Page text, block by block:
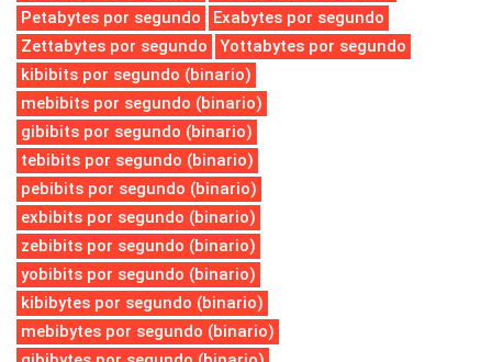
Petabytes por segundo
Exabytes por segundo
Zettabytes por segundo
Yottabytes por segundo
kibibits por segundo (binario)
mebibits por segundo (binario)
gibibits por segundo (binario)
tebibits por segundo (binario)
pebibits por segundo (binario)
exbibits por segundo (binario)
zebibits por segundo (binario)
yobibits por segundo (binario)
kibibytes por segundo (binario)
mebibytes por segundo (binario)